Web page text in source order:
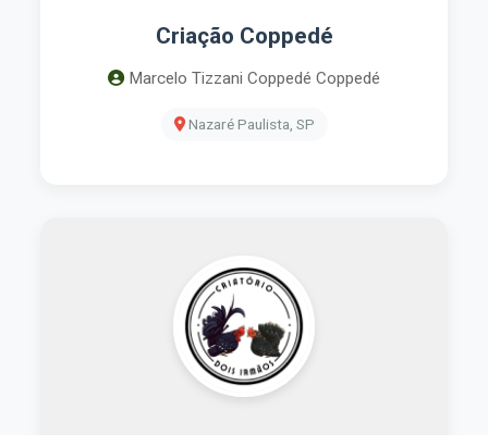
Criação Coppedé
Marcelo Tizzani Coppedé Coppedé
Nazaré Paulista, SP